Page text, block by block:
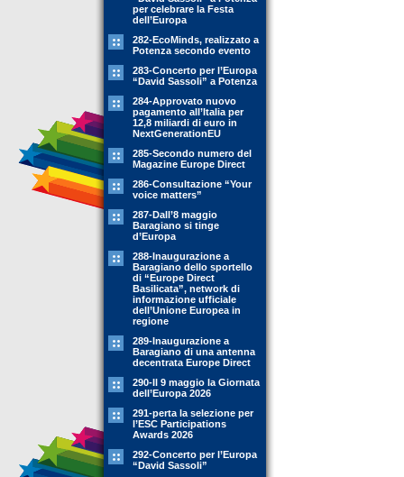
per celebrare la Festa
dell’Europa
282-EcoMinds, realizzato a
Potenza secondo evento
283-Concerto per l’Europa
“David Sassoli” a Potenza
284-Approvato nuovo
pagamento all’Italia per
12,8 miliardi di euro in
NextGenerationEU
285-Secondo numero del
Magazine Europe Direct
286-Consultazione “Your
voice matters”
287-Dall’8 maggio
Baragiano si tinge
d’Europa
288-Inaugurazione a
Baragiano dello sportello
di “Europe Direct
Basilicata”, network di
informazione ufficiale
dell’Unione Europea in
regione
289-Inaugurazione a
Baragiano di una antenna
decentrata Europe Direct
290-Il 9 maggio la Giornata
dell’Europa 2026
291-perta la selezione per
l’ESC Participations
Awards 2026
292-Concerto per l’Europa
“David Sassoli”